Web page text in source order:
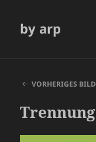
by arp
VORHERIGES BILD
Trennung